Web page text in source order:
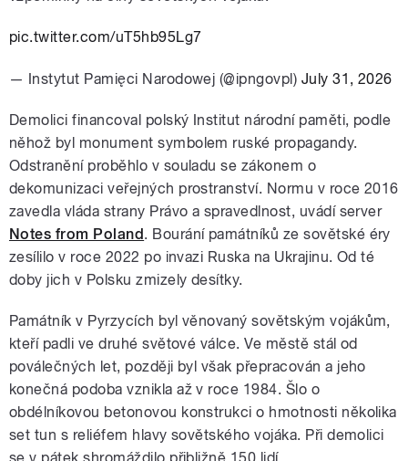
pic.twitter.com/uT5hb95Lg7
— Instytut Pamięci Narodowej (@ipngovpl) July 31, 2026
Demolici financoval polský Institut národní paměti, podle
něhož byl monument symbolem ruské propagandy.
Odstranění proběhlo v souladu se zákonem o
dekomunizaci veřejných prostranství. Normu v roce 2016
zavedla vláda strany Právo a spravedlnost, uvádí server
Notes from Poland. Bourání památníků ze sovětské éry
zesílilo v roce 2022 po invazi Ruska na Ukrajinu. Od té
doby jich v Polsku zmizely desítky.
Památník v Pyrzycích byl věnovaný sovětským vojákům,
kteří padli ve druhé světové válce. Ve městě stál od
poválečných let, později byl však přepracován a jeho
konečná podoba vznikla až v roce 1984. Šlo o
obdélníkovou betonovou konstrukci o hmotnosti několika
set tun s reliéfem hlavy sovětského vojáka. Při demolici